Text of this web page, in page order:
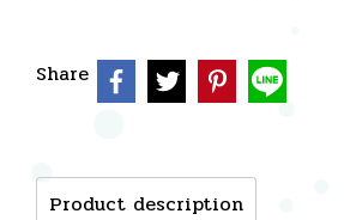
Share
Product description